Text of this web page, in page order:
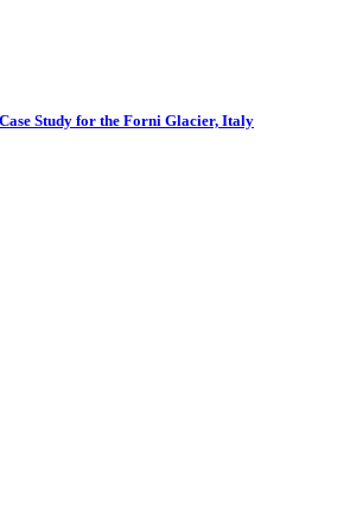
Study for the Forni Glacier, Italy